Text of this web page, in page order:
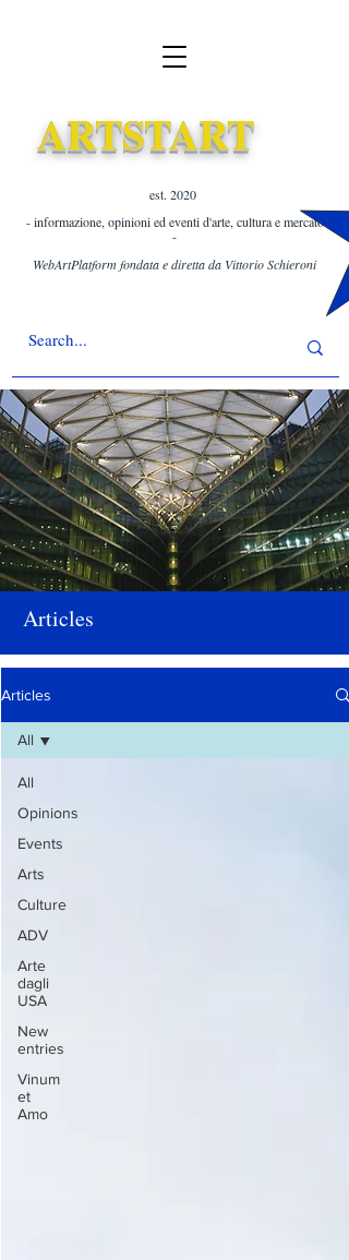
ARTSTART
est. 2020 ​
- informazione, opinioni ed eventi d'arte, cultura e mercato
-
WebArtPlatform fondata e diretta da Vittorio Schieroni
Articles
Articles
All
Opinions
Events
Arts
Culture
ADV
Arte
dagli
USA
New
entries
Vinum
et
Amo
All